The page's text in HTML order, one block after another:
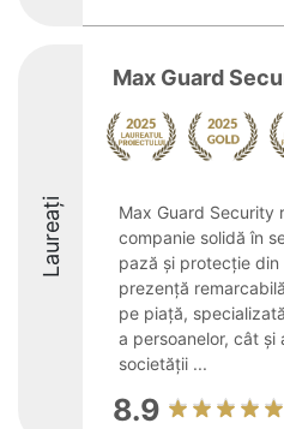
Laureați
Max Guard
Max Guard Security
companie solidă în
pază și protecție din
prezență
pe piață,
a persoanelor, cât și
societății ...
8.9